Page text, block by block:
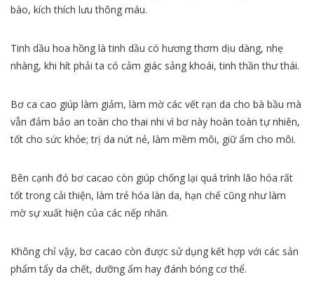
bào, kích thích lưu thông máu.
Tinh dầu hoa hồng là tinh dầu có hương thơm dịu dàng, nhẹ
nhàng, khi hít phải ta có cảm giác sảng khoái, tinh thần thư thái.
Bơ ca cao giúp làm giảm, làm mờ các vết rạn da cho bà bầu mà
vẫn đảm bảo an toàn cho thai nhi vì bơ này hoàn toàn tự nhiên,
tốt cho sức khỏe; trị da nứt nẻ, làm mềm môi, giữ ẩm cho môi.
Bên cạnh đó bơ cacao còn giúp chống lại quá trình lão hóa rất
tốt trong cải thiện, làm trẻ hóa làn da, hạn chế cũng như làm
mờ sự xuất hiện của các nếp nhăn.
Không chỉ vậy, bơ cacao còn được sử dụng kết hợp với các sản
phẩm tẩy da chết, dưỡng ẩm hay đánh bóng cơ thể.